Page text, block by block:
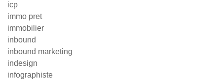
icp
immo pret
immobilier
inbound
inbound marketing
indesign
infographiste